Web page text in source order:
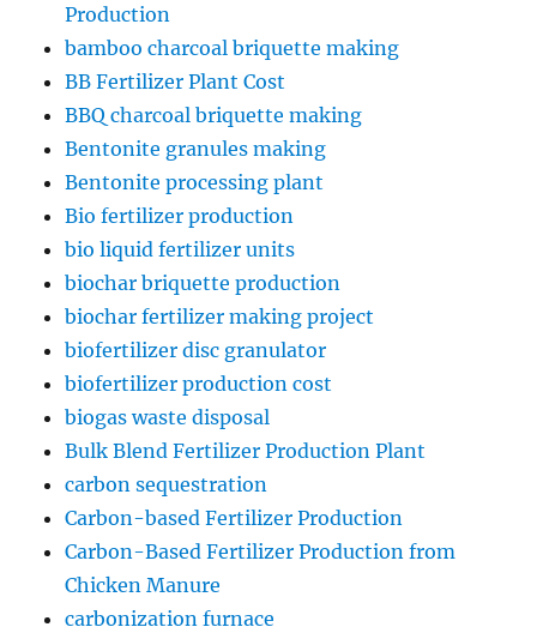
Production
bamboo charcoal briquette making
BB Fertilizer Plant Cost
BBQ charcoal briquette making
Bentonite granules making
Bentonite processing plant
Bio fertilizer production
bio liquid fertilizer units
biochar briquette production
biochar fertilizer making project
biofertilizer disc granulator
biofertilizer production cost
biogas waste disposal
Bulk Blend Fertilizer Production Plant
carbon sequestration
Carbon-based Fertilizer Production
Carbon-Based Fertilizer Production from
Chicken Manure
carbonization furnace